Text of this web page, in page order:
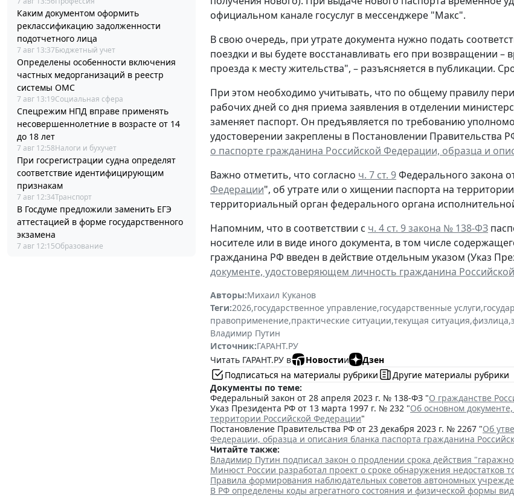
Каким документом оформить
реклассификацию задолженности
подотчетного лица
7 авг 13:37Бюджетный учет
Определены особенности включения
частных медорганизаций в реестр
системы ОМС
7 авг 13:19Социальная сфера
Спецрежим НПД вправе применять
несовершеннолетние в возрасте от 14
до 18 лет
7 авг 12:58Налоги и бухучет
При госрегистрации судна определят
соответствие идентифицирующим
признакам
7 авг 12:34Транспорт
В Госдуме предложили заменить ЕГЭ
аттестацией в форме государственного
экзамена
7 авг 12:15Образование
официальном канале госуслуг в мессенджере "Макс".
В свою очередь, при утрате документа нужно подать
поездки и вы будете восстанавливать его при возвращении
проезда к месту жительства", – разъясняется в публикации.
При этом необходимо учитывать, что по общему правилу
рабочих дней со дня приема заявления в отделении
заменяет паспорт. Он предъявляется по требованию
удостоверении закреплены в Постановлении Правительства
о паспорте гражданина Российской Федерации, образца и
Важно отметить, что согласно ч. 7 ст. 9Федерального закона
Федерации", об утрате или о хищении паспорта на
территориальный орган федерального органа
Напомним, что в соответствии с ч. 4 ст. 9 закона № 138-ФЗ
носителе или в виде иного документа, в том числе
гражданина РФ введен в действие отдельным указом (Указ
документе, удостоверяющем личность гражданина
Авторы:Михаил Куканов
Теги:2026,государственное управление,государственные услуги,
правоприменение,практические ситуации,текущая ситуация,физлица,
Владимир Путин
Источник:ГАРАНТ.РУ
Читать ГАРАНТ.РУ в
Новостии
Дзен
Подписаться на материалы рубрики
Другие материалы рубрики
Документы по теме:
Федеральный закон от 28 апреля 2023 г. № 138-ФЗ "О гражданстве
Указ Президента РФ от 13 марта 1997 г. № 232 "Об основном
территории Российской Федерации"
Постановление Правительства РФ от 23 декабря 2023 г. № 2267 "Об
Федерации, образца и описания бланка паспорта гражданина
Читайте также:
Владимир Путин подписал закон о продлении срока действия
Минюст России разработал проект о сроке обнаружения недостатков
Правила формирования наблюдательных советов автономных
В РФ определены коды агрегатного состояния и физической формы